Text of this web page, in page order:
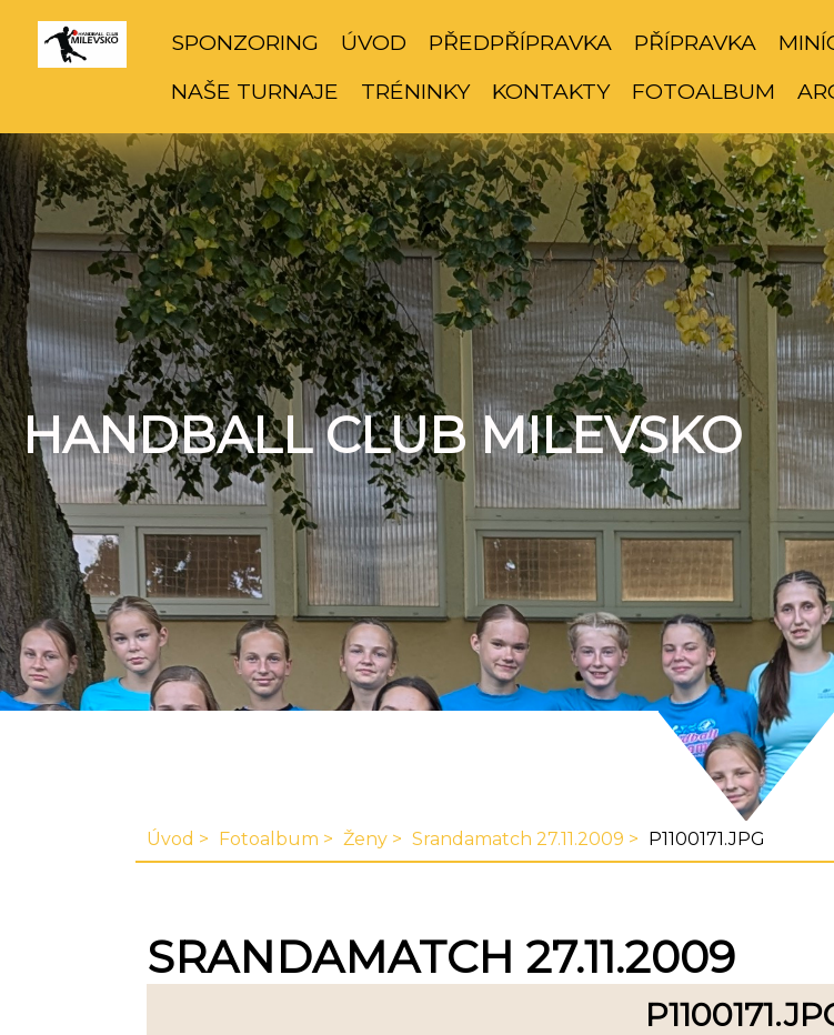
SPONZORING ÚVOD PŘEDPŘÍPRAVKA PŘÍPRAVKA
NAŠE TURNAJE
TRÉNINKY KONTAKTY FOTOALBUM
HANDBALL CLUB MILEVSKO
Úvod Fotoalbum Ženy Srandamatch 27.11.2009 P1100171.JPG
SRANDAMATCH 27.11.2009